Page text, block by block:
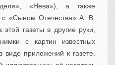
«Нева»), а также
с «Сыном Отечества» А. В.
газеты в другие руки,
с картин известных
приложений к газете.